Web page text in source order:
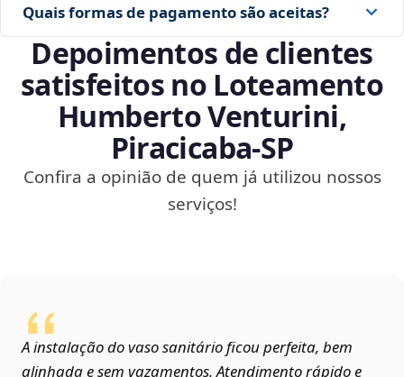
Quais formas de pagamento são aceitas?
Depoimentos de clientes
satisfeitos no Loteamento
Humberto Venturini,
Piracicaba‑SP
Confira a opinião de quem já utilizou nossos
serviços!
A instalação do vaso sanitário ficou perfeita, bem
alinhada e sem vazamentos. Atendimento rápido e